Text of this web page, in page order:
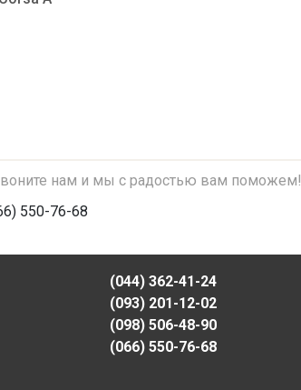
нам и мы с радостью вам поможем!
550-76-68
(044) 362-41-24
(093) 201-12-02
(098) 506-48-90
(066) 550-76-68